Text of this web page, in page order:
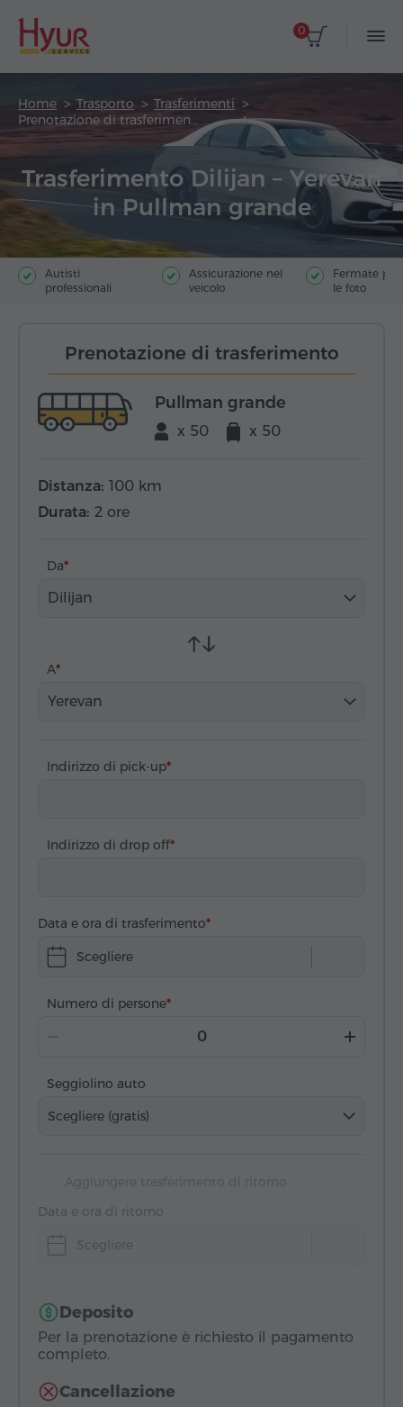
0
Home Trasporto
Trasferimenti
Prenotazione di trasferimento
Trasferimento Dilijan – Yerevan
in Pullman grande
Autisti
professionali
Assicurazione nel
veicolo
Fermate
le foto
Prenotazione di trasferimento
Pullman grande
x 50 x 50
Distanza: 100 km
Durata: 2 ore
Da
Dilijan
A
Yerevan
Indirizzo di pick-up
Indirizzo di drop off
Data e ora di trasferimento
Scegliere
Numero di persone
Seggiolino auto
Scegliere (gratis)
Data e ora di ritorno
Scegliere
Deposito
Per la prenotazione è richiesto il pagamento
completo.
Cancellazione